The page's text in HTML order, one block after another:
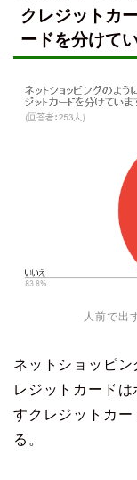
クレジットカ
ードを分けて
人前で出
ネットショッピ
レジットカード
すクレジットカ
る。